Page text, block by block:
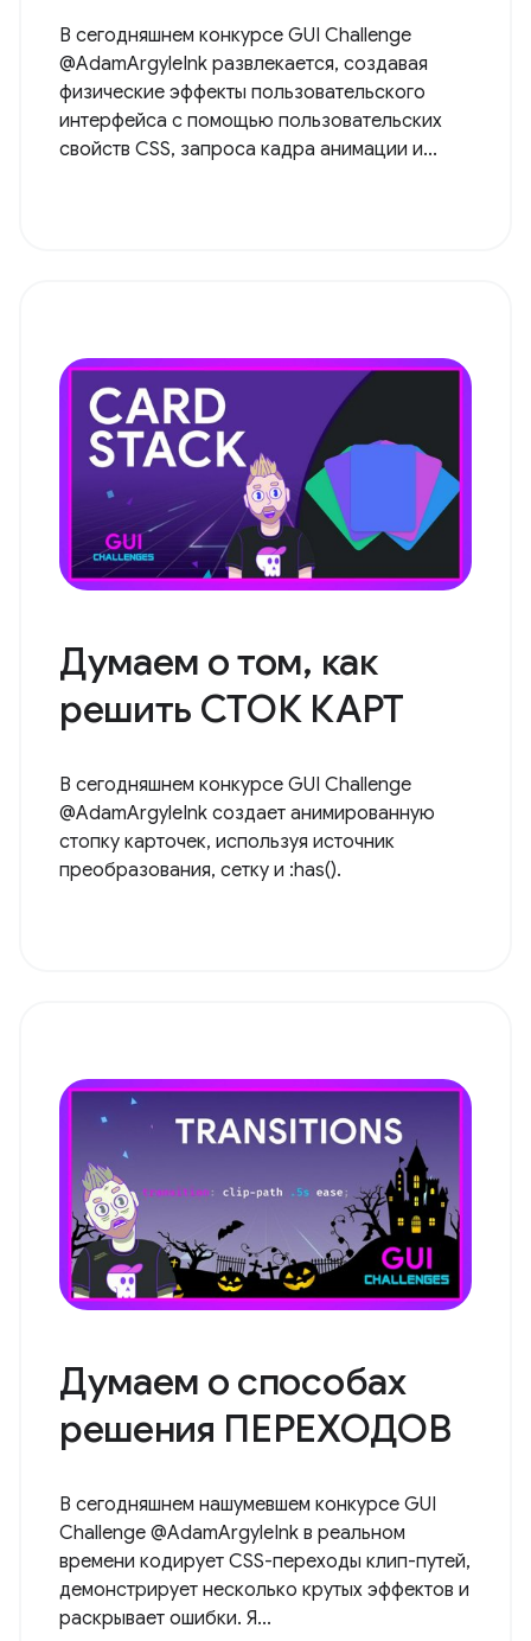
В сегодняшнем конкурсе GUI Challenge
@AdamArgyleInk развлекается, создавая
физические эффекты пользовательского
интерфейса с помощью пользовательских
свойств CSS, запроса кадра анимации и...
Думаем о том, как
решить СТОК КАРТ
В сегодняшнем конкурсе GUI Challenge
@AdamArgyleInk создает анимированную
стопку карточек, используя источник
преобразования, сетку и :has().
Думаем о способах
решения ПЕРЕХОДОВ
В сегодняшнем нашумевшем конкурсе GUI
Challenge @AdamArgyleInk в реальном
времени кодирует CSS-переходы клип-путей,
демонстрирует несколько крутых эффектов и
раскрывает ошибки. Я...